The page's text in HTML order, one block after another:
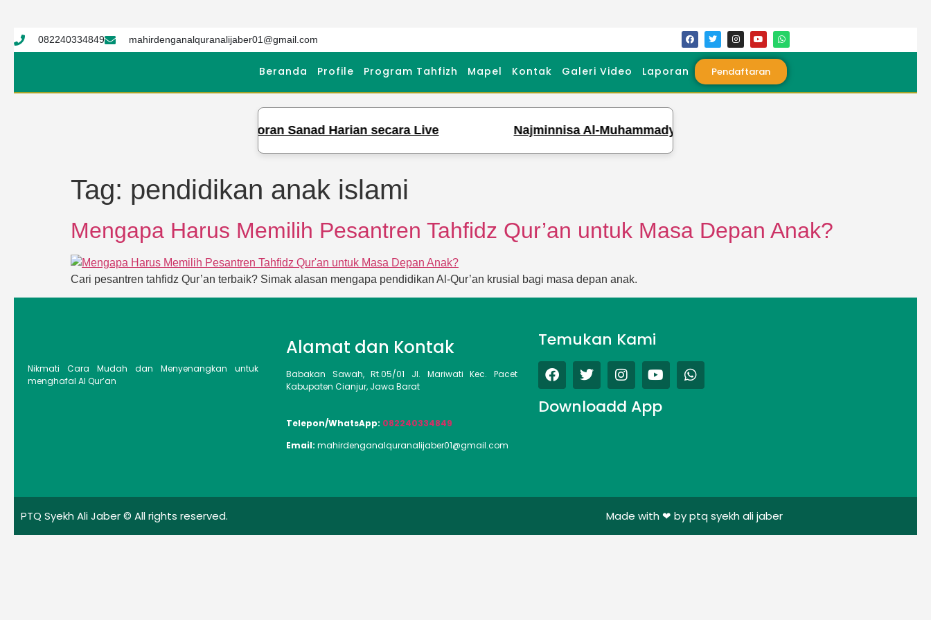
082240334849 mahirdenganalquranalijaber01@gmail.com
Beranda Profile Program Tahfizh Mapel Kontak Galeri Video Laporan Pendaftaran
Qur’an Syekh Ali Jaber Gelar Setoran Sanad Harian secara Live Najminnisa Al-Muhammady Laksanakan Ujian Tasmi Kubro 30 Juz
Tag: pendidikan anak islami
Mengapa Harus Memilih Pesantren Tahfidz Qur’an untuk Masa Depan Anak?
Cari pesantren tahfidz Qur’an terbaik? Simak alasan mengapa pendidikan Al-Qur’an krusial bagi masa depan anak.
Nikmati Cara Mudah dan Menyenangkan untuk
menghafal Al Qur’an
Alamat dan Kontak
Babakan Sawah, Rt.05/01 Jl. Mariwati Kec. Pacet
Kabupaten Cianjur, Jawa Barat
Telepon/WhatsApp: 082240334849
Email:mahirdenganalquranalijaber01@gmail.com
Temukan Kami
Downloadd App
PTQ Syekh Ali Jaber © All rights reserved. Made with ❤ by ptq syekh ali jaber